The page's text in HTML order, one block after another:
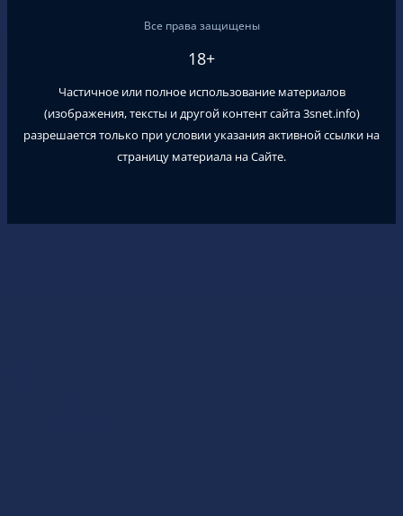
Все права защищены
18+
Частичное или полное использование материалов
(изображения, тексты и другой контент сайта3snet.info)
разрешается только при условии указания активной ссылки на
страницу материала на Сайте.